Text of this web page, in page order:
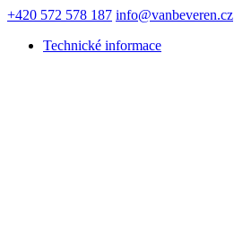
+420 572 578 187 info@vanbeveren.cz
Technické informace